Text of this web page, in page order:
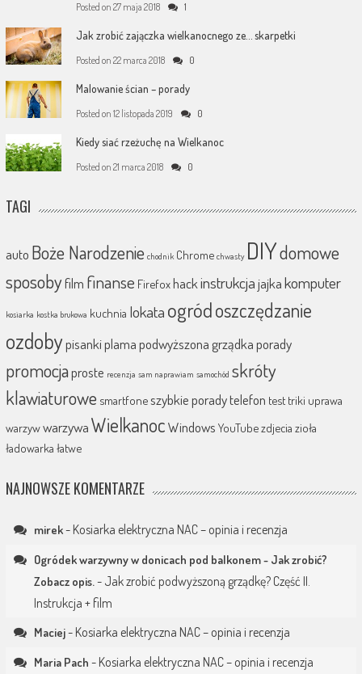
Posted on 27 maja 2018 1
Jak zrobić zajączka wielkanocnego ze… skarpetki
Posted on 22 marca 2018 0
Malowanie ścian – porady
Posted on 12 listopada 2019 0
Kiedy siać rzeżuchę na Wielkanoc
Posted on 21 marca 2018 0
TAGI
auto Boże Narodzenie chodnik Chrome chwasty DIYdomowe
sposobyfilm finanse Firefoxhackinstrukcjajajkakomputer
kosiarka kostka brukowa kuchnia lokata ogródoszczędzanie
ozdobypisankiplamapodwyższona grządkaporady
promocjaproste recenzja sam naprawiam samochód skróty
klawiaturowe smartfoneszybkie poradytelefon test triki uprawa
warzywwarzywaWielkanocWindows YouTubezdjecia zioła
ładowarka łatwe
NAJNOWSZE KOMENTARZE
mirek- Kosiarka elektryczna NAC – opinia i recenzja
Ogródek warzywny w donicach pod balkonem - Jak zrobić?
Zobacz opis.- Jak zrobić podwyższoną grządkę? Część II.
Instrukcja + film
Maciej- Kosiarka elektryczna NAC – opinia i recenzja
Maria Pach - Kosiarka elektryczna NAC – opinia i recenzja